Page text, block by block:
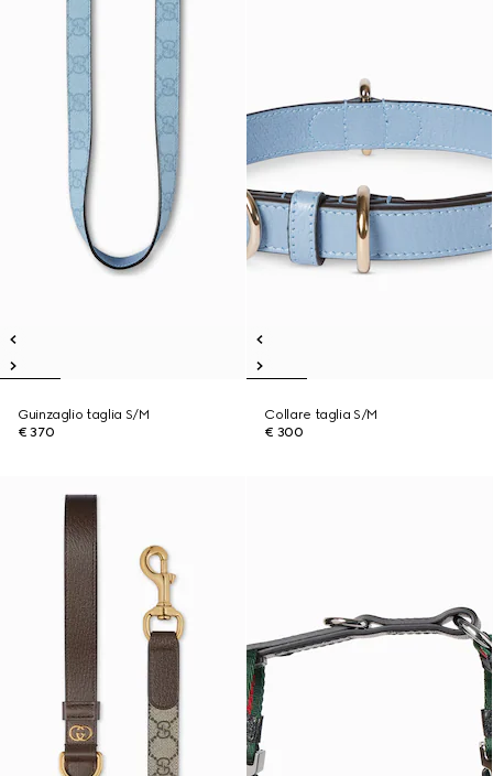
Guinzaglio taglia S/M
€ 370
Collare taglia S/M
€ 300